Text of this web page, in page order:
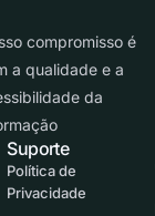
compromisso é
a qualidade e a
da
Suporte
Política de
Privacidade